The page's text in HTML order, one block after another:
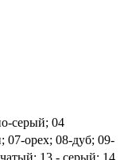
серый; 04
07-орех; 08-дуб; 09-